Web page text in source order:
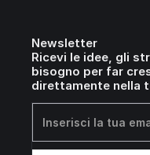
Newsletter
Ricevi le idee, gli
bisogno per far
direttamente nella